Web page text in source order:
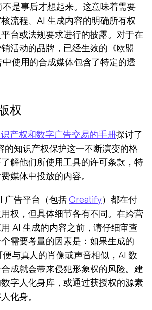
不是事后才想起来。这意味着需要
流程、AI 生成内容的明确所有权
台或法规要求进行的披露。对于在
活动的品牌，已经生效的《欧盟
中使用的合成媒体包含了特定的透
权
产权和数字广告交易的手册探讨了
的知识产权保护这一不断演变的格
解他们所使用工具的许可条款，特
媒体中投放的内容。
广告平台（包括 Creatify）都在付
权，但具体细节各有不同。在跨营
AI 生成的内容之前，请仔细审查
需要考量的因素是：如果生成的
便与真人的肖像或声音相似，AI 数
成就会带来侵犯形象权的风险。建
字人化身库，或通过获授权的源素
化身。